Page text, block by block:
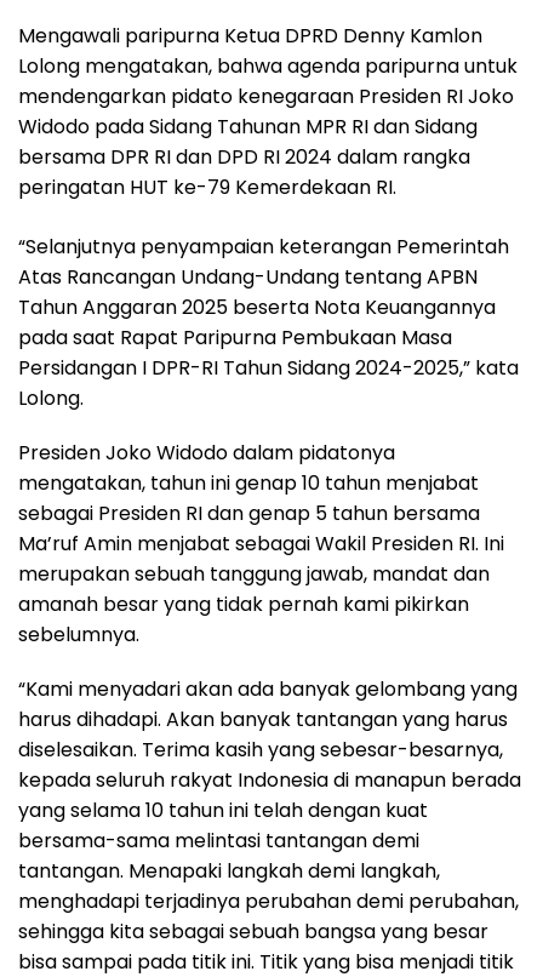
Mengawali paripurna Ketua DPRD Denny Kamlon
Lolong mengatakan, bahwa agenda paripurna untuk
mendengarkan pidato kenegaraan Presiden RI Joko
Widodo pada Sidang Tahunan MPR RI dan Sidang
bersama DPR RI dan DPD RI 2024 dalam rangka
peringatan HUT ke-79 Kemerdekaan RI.
“Selanjutnya penyampaian keterangan Pemerintah
Atas Rancangan Undang-Undang tentang APBN
Tahun Anggaran 2025 beserta Nota Keuangannya
pada saat Rapat Paripurna Pembukaan Masa
Persidangan I DPR-RI Tahun Sidang 2024-2025,” kata
Lolong.
Presiden Joko Widodo dalam pidatonya
mengatakan, tahun ini genap 10 tahun menjabat
sebagai Presiden RI dan genap 5 tahun bersama
Ma’ruf Amin menjabat sebagai Wakil Presiden RI. Ini
merupakan sebuah tanggung jawab, mandat dan
amanah besar yang tidak pernah kami pikirkan
sebelumnya.
“Kami menyadari akan ada banyak gelombang yang
harus dihadapi. Akan banyak tantangan yang harus
diselesaikan. Terima kasih yang sebesar-besarnya,
kepada seluruh rakyat Indonesia di manapun berada
yang selama 10 tahun ini telah dengan kuat
bersama-sama melintasi tantangan demi
tantangan. Menapaki langkah demi langkah,
menghadapi terjadinya perubahan demi perubahan,
sehingga kita sebagai sebuah bangsa yang besar
bisa sampai pada titik ini. Titik yang bisa menjadi titik